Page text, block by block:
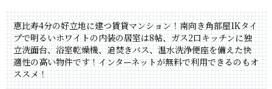
恵比寿4分の好立地に建つ賃貸マンション！南向き角部屋1Kタイ
プで明るいホワイトの内装の居室は8帖、ガス2口キッチンに独
立洗面台、浴室乾燥機、追焚きバス、温水洗浄便座を備えた快
適性の高い物件です！インターネットが無料で利用できるのもオ
ススメ！